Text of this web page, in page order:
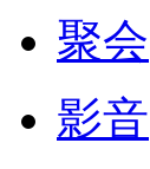
聚会
影音